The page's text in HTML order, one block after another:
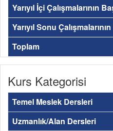
Yarıyıl İçi Çalışmalarının
Yarıyıl Sonu
Toplam
Kurs Kategorisi
Temel Meslek Dersleri
Uzmanlık/Alan Dersleri